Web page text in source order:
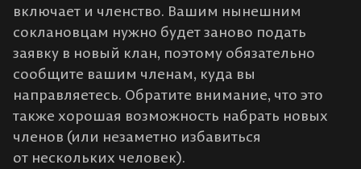
включает и членство. Вашим нынешним
соклановцам нужно будет заново подать
заявку в новый клан, поэтому обязательно
сообщите вашим членам, куда вы
направляетесь. Обратите внимание, что это
также хорошая возможность набрать новых
членов (или незаметно избавиться
от нескольких человек).